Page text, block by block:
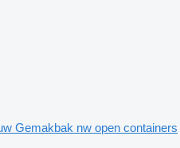
Gemakbak nw open containers